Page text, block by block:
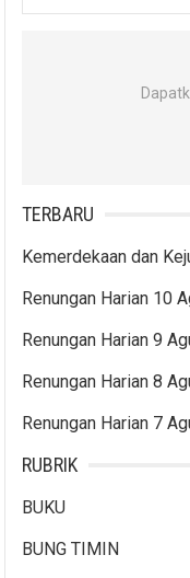
for:
TERBARU
Kemerdekaan dan
Renungan Harian 10
Renungan Harian 9
Renungan Harian 8
Renungan Harian 7
RUBRIK
BUKU
BUNG TIMIN